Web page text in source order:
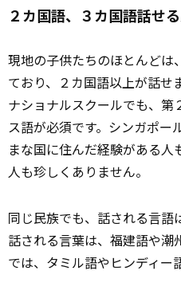
２カ国語、３カ国語話せ
現地の子供たちのほとんどは
ており、２カ国語以上が話せ
ナショナルスクールでも、第
ス語が必須です。シンガポー
まな国に住んだ経験がある
人も珍しくありません。
同じ民族でも、話される言語
話される言葉は、福建語や潮
では、タミル語やヒンディー